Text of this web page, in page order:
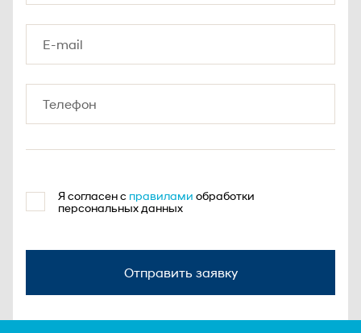
Я согласен с правилами обработки
персональных данных
Отправить заявку